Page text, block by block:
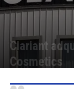
Clariant
Cosmetics